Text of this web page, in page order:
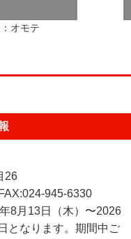
オモテ
26
FAX:024-945-6330
8月13日（木）〜2026
となります。期間中ご